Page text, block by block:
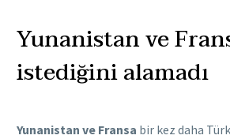
Yunanistan ve
istediğini alamadı
Yunanistan ve Fransa bir kez daha